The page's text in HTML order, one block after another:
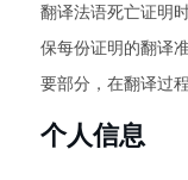
翻译法语死亡证明
保每份证明的翻译
要部分，在翻译过
个人信息